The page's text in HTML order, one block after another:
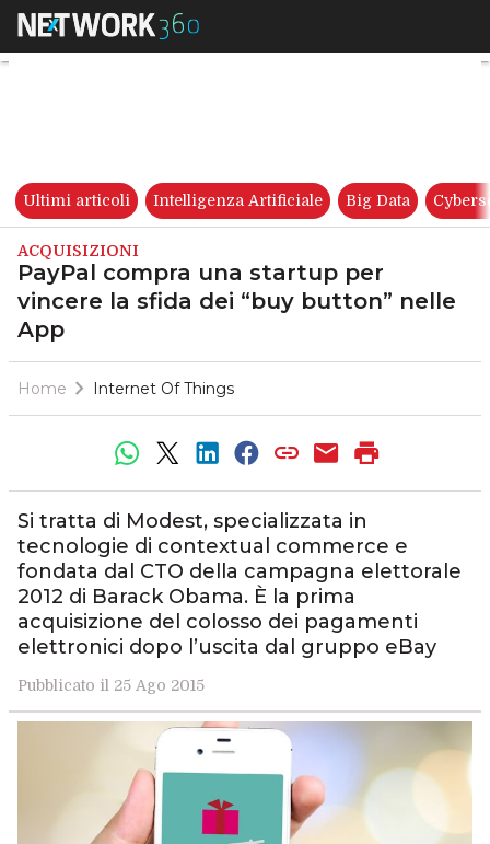
PayPal compra una startup
Ultimi articoli Intelligenza Artificiale Big Data
ACQUISIZIONI
PayPal compra una startup per
vincere la sfida dei “buy button” nelle
App
Home Internet Of Things
Si tratta di Modest, specializzata in
tecnologie di contextual commerce e
fondata dal CTO della campagna elettorale
2012 di Barack Obama. È la prima
acquisizione del colosso dei pagamenti
elettronici dopo l’uscita dal gruppo eBay
Pubblicato il 25 Ago 2015